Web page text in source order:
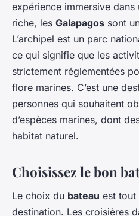
expérience immersive
riche, les Galapagos sont
L’archipel est un parc
ce qui signifie que les
strictement réglementées
flore marines. C’est une
personnes qui souhaitent
d’espèces marines, dont
habitat naturel.
Choisissez le bon
Le choix du bateau est tout
destination. Les croisières